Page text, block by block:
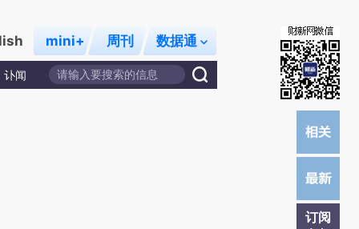
mini+ 周刊 数据通
讣闻
订阅